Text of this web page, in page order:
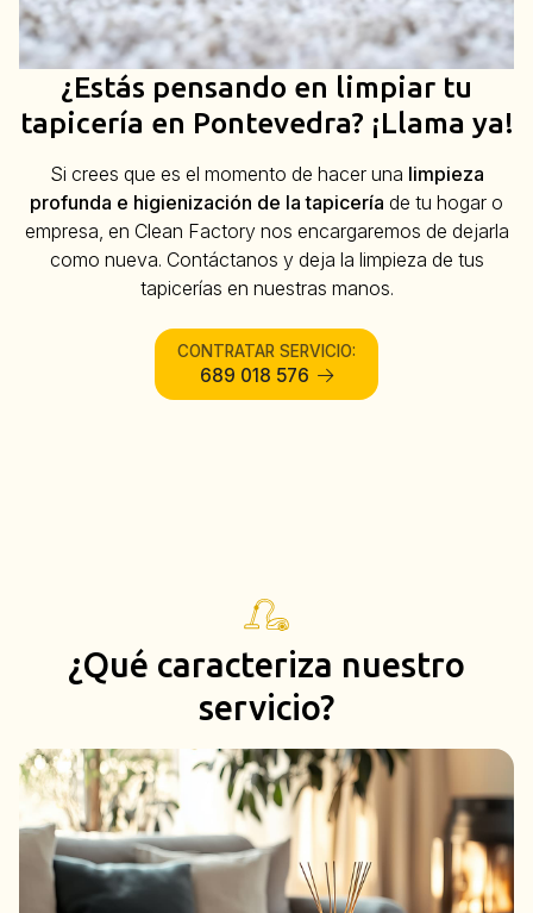
¿Estás pensando en limpiar tu
tapicería en Pontevedra? ¡Llama ya!
Si crees que es el momento de hacer una limpieza
profunda e higienización de la tapicería de tu hogar o
empresa, en Clean Factory nos encargaremos de dejarla
como nueva. Contáctanos y deja la limpieza de tus
tapicerías en nuestras manos.
CONTRATAR SERVICIO:
689 018 576
¿Qué caracteriza nuestro
servicio?